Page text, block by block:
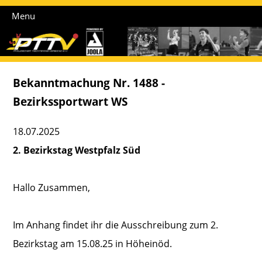
Menu
Bekanntmachung Nr. 1488 -
Bezirkssportwart WS
18.07.2025
2. Bezirkstag Westpfalz Süd
Hallo Zusammen,
Im Anhang findet ihr die Ausschreibung zum 2.
Bezirkstag am 15.08.25 in Höheinöd.